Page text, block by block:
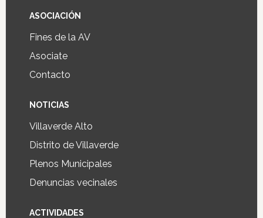
ASOCIACIÓN
Fines de la AV
Asociate
Contacto
NOTICIAS
Villaverde Alto
Distrito de Villaverde
Plenos Municipales
Denuncias vecinales
ACTIVIDADES